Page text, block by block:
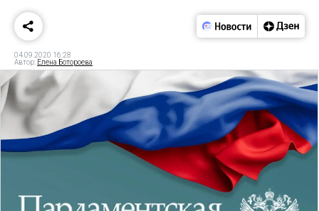
04.09.2020 16:28
Автор: Елена Ботороева